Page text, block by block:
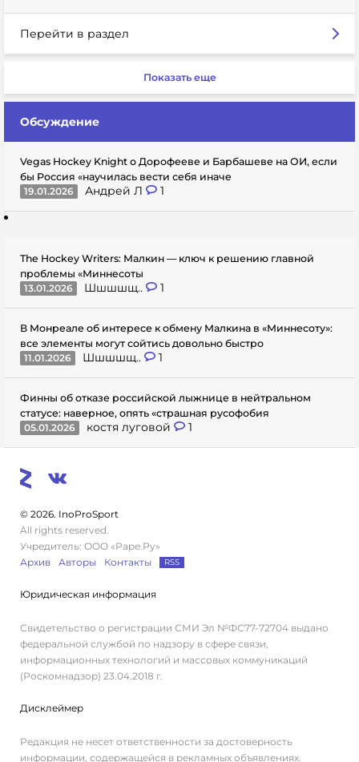
Перейти в раздел
Показать еще
Обсуждение
Vegas Hockey Knight о Дорофееве и Барбашеве на ОИ, если
бы Россия «научилась вести себя иначе
19.01.2026
Андрей Л 1
The Hockey Writers: Малкин — ключ к решению главной
проблемы «Миннесоты
13.01.2026
Шшшшщ.. 1
В Монреале об интересе к обмену Малкина в «Миннесоту»:
все элементы могут сойтись довольно быстро
11.01.2026
Шшшшщ.. 1
Финны об отказе российской лыжнице в нейтральном
статусе: наверное, опять «страшная русофобия
05.01.2026
костя луговой 1
© 2026. InoProSport
All rights reserved.
Учредитель: ООО «Раре.Ру»
Архив
Авторы Контакты RSS
Юридическая информация
Свидетельство о регистрации СМИ Эл №ФС77-72704 выдано
федеральной службой по надзору в сфере связи,
информационных технологий и массовых коммуникаций
(Роскомнадзор) 23.04.2018 г.
Дисклеймер
Редакция не несет ответственности за достоверность
информации, содержащейся в рекламных объявлениях.